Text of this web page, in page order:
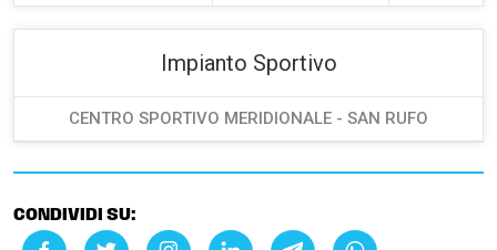
Impianto Sportivo
CENTRO SPORTIVO MERIDIONALE - SAN RUFO
CONDIVIDI SU: